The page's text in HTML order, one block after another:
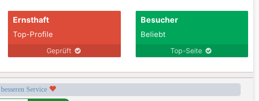
Ernsthaft
Top-Profile
Geprüft
Besucher
Beliebt
Top-Seite
Service